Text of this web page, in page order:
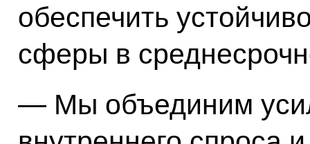
обеспечить
сферы в
— Мы объединим